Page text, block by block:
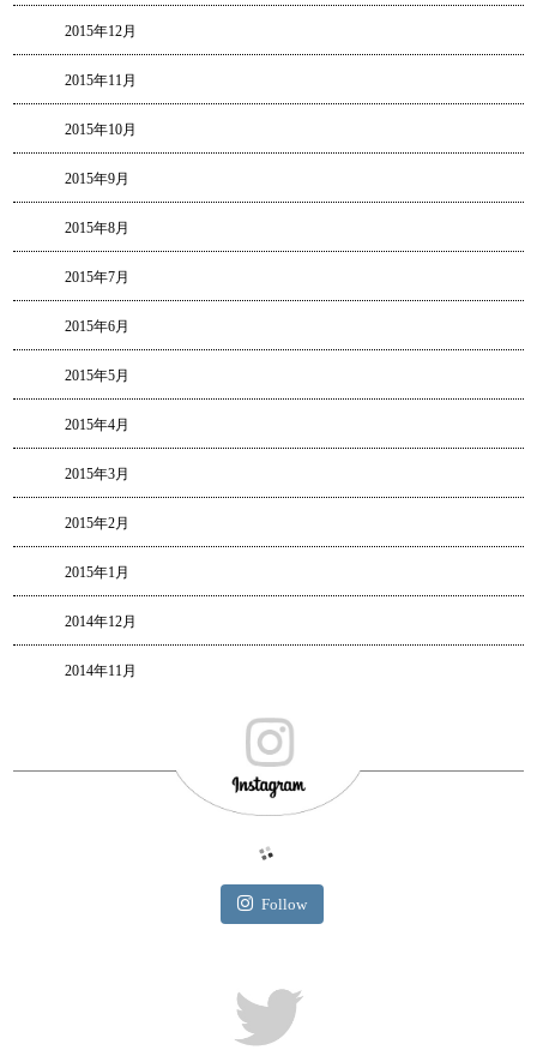
2015年12月
2015年11月
2015年10月
2015年9月
2015年8月
2015年7月
2015年6月
2015年5月
2015年4月
2015年3月
2015年2月
2015年1月
2014年12月
2014年11月
Follow